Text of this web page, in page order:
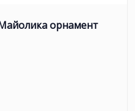
орнамент